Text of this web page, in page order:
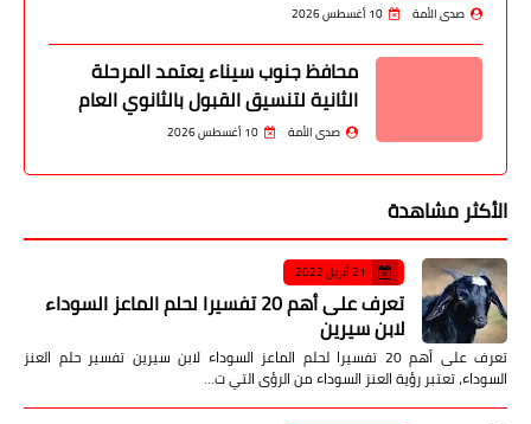
صدى الأمة 10 أغسطس 2026
محافظ جنوب سيناء يعتمد المرحلة
الثانية لتنسيق القبول بالثانوي العام
صدى الأمة 10 أغسطس 2026
الأكثر مشاهدة
21 أبريل 2022
تعرف على أهم 20 تفسيرا لحلم الماعز السوداء
لابن سيرين
تعرف على أهم 20 تفسيرا لحلم الماعز السوداء لابن سيرين تفسير حلم العنز
السوداء، تعتبر رؤية العنز السوداء من الرؤى التي ت…